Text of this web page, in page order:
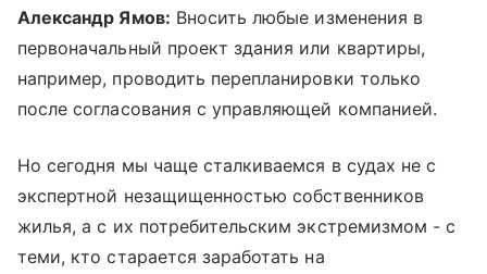
Александр Ямов: Вносить любые изменения в
первоначальный проект здания или квартиры,
например, проводить перепланировки только
после согласования с управляющей компанией.
Но сегодня мы чаще сталкиваемся в судах не с
экспертной незащищенностью собственников
жилья, а с их потребительским экстремизмом - с
теми, кто старается заработать на